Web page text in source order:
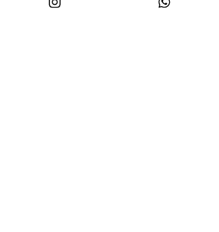
Leer más